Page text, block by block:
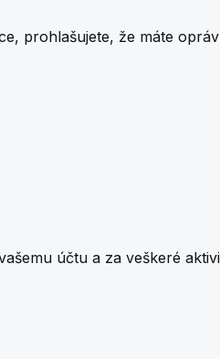
prohlašujete, že máte
účtu a za veškeré